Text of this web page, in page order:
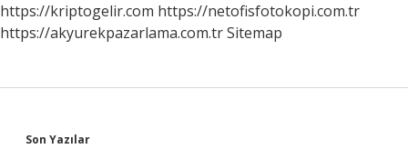
https://kriptogelir.com https://netofisfotokopi.com.tr
https://akyurekpazarlama.com.trSitemap
Son Yazılar